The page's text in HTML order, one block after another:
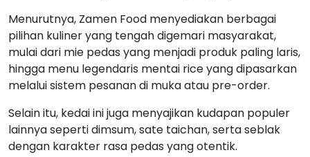
Menurutnya, Zamen Food menyediakan berbagai
pilihan kuliner yang tengah digemari masyarakat,
mulai dari mie pedas yang menjadi produk paling laris,
hingga menu legendaris mentai rice yang dipasarkan
melalui sistem pesanan di muka atau pre-order.
Selain itu, kedai ini juga menyajikan kudapan populer
lainnya seperti dimsum, sate taichan, serta seblak
dengan karakter rasa pedas yang otentik.